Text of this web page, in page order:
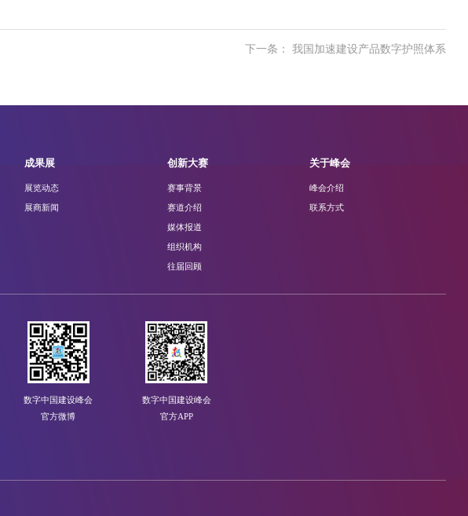
下一条： 我国加速建设产品数字护照体系
成果展
展览动态
展商新闻
创新大赛
赛事背景
赛道介绍
媒体报道
组织机构
往届回顾
关于峰会
峰会介绍
联系方式
数字中国建设峰会
官方微博
数字中国建设峰会
官方APP